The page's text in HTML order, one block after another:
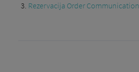
Rezervacija Order Communication